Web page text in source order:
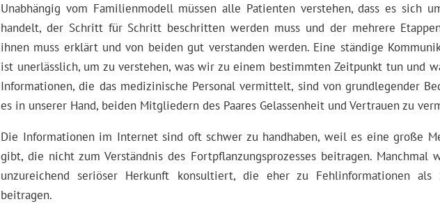
Unabhängig vom Familienmodell müssen alle Patienten verstehen, dass es sich
handelt, der Schritt für Schritt beschritten werden muss und der mehrere
ihnen muss erklärt und von beiden gut verstanden werden. Eine ständige
ist unerlässlich, um zu verstehen, was wir zu einem bestimmten Zeitpunkt tun und
Informationen, die das medizinische Personal vermittelt, sind von grundlegender
es in unserer Hand, beiden Mitgliedern des Paares Gelassenheit und Vertrauen zu
Die Informationen im Internet sind oft schwer zu handhaben, weil es eine große
gibt, die nicht zum Verständnis des Fortpflanzungsprozesses beitragen. Manchmal
unzureichend seriöser Herkunft konsultiert, die eher zu Fehlinformationen
beitragen.